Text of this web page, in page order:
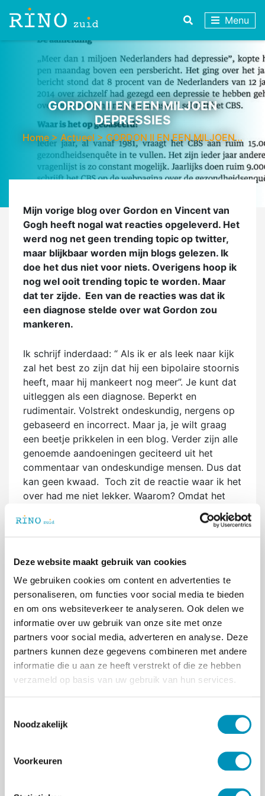
Deze website maakt gebruik van cookies
We gebruiken cookies om content en advertenties te
personaliseren, om functies voor social media te bieden
en om ons websiteverkeer te analyseren. Ook delen we
informatie over uw gebruik van onze site met onze
partners voor social media, adverteren en analyse. Deze
partners kunnen deze gegevens combineren met andere
informatie die u aan ze heeft verstrekt of die ze hebben
verzameld op basis van uw gebruik van hun services.
Noodzakelijk
Voorkeuren
Menu
GORDON II EN EEN MILJOEN
DEPRESSIES
Home > Actueel > GORDON II EN EEN MILJOEN…
Mijn vorige blog over Gordon en Vincent van
Gogh heeft nogal wat reacties opgeleverd. Het
werd nog net geen trending topic op twitter,
maar blijkbaar worden mijn blogs gelezen. Ik
doe het dus niet voor niets. Overigens hoop ik
nog wel ooit trending topic te worden. Maar
dat ter zijde. Een van de reacties was dat ik
een diagnose stelde over wat Gordon zou
mankeren.
Ik schrijf inderdaad: “ Als ik er als leek naar kijk
zal het best zo zijn dat hij een bipolaire stoornis
heeft, maar hij mankeert nog meer”. Je kunt dat
uitleggen als een diagnose. Beperkt en
rudimentair. Volstrekt ondeskundig, nergens op
gebaseerd en incorrect. Maar ja, je wilt graag
een beetje prikkelen in een blog. Verder zijn alle
genoemde aandoeningen geciteerd uit het
commentaar van ondeskundige mensen. Dus dat
kan geen kwaad. Toch zit de reactie waar ik het
over had me niet lekker. Waarom? Omdat het
waar is! Psychologen die bij RINO Zuid worden
opgeleid hebben een beroepscode en vallen
onder het tuchtrecht. Ik ben geen psycholoog,
van RINO Zuid dien ik natuurlijk wel de hoogste
standaard te hanteren. En dat heb ik hier niet
gedaan. Ik zal daarin voortaan kritischer zijn
naar mezelf. Beloofd!
Ik heb in de blog over Gordon juist de enorme
meerwaarde van deskundigheid en
wetenschappelijk onderbouwde psychologische
kennis willen benoemen. Maar wij “gewone
mensen” willen zo graag de mensen om ons
Libelle, Playboy of Linda - gebruiken om de
De afgelopen weken is weer eens duidelijk
problemen kampen. In 2014 hadden volgens het